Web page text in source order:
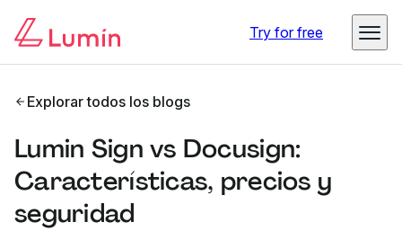
Try for free
Explorar todos los blogs
Lumin Sign vs Docusign:
Características, precios y
seguridad